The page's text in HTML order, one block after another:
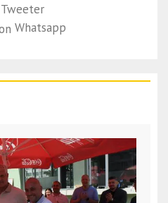
Tweeter
Whatsapp